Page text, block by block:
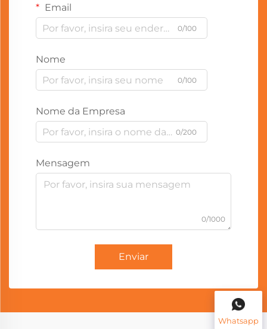
Email
0/100
Nome
0/100
Nome da Empresa
0/200
Mensagem
0/1000
Enviar
Whatsapp